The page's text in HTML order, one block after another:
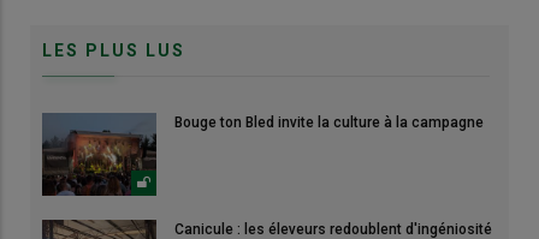
LES PLUS LUS
Bouge ton Bled invite la culture à la campagne
Canicule : les éleveurs redoublent d'ingéniosité